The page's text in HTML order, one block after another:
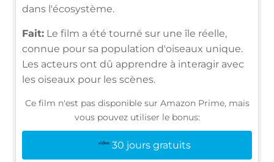
dans l'écosystème.
Fait: Le film a été tourné sur une île réelle,
connue pour sa population d'oiseaux unique.
Les acteurs ont dû apprendre à interagir avec
les oiseaux pour les scènes.
Ce film n'est pas disponible sur Amazon Prime, mais
vous pouvez utiliser le bonus:
30 jours gratuits